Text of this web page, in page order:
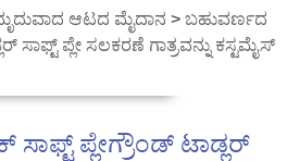
ಆಟದ ಮೈದಾನ > ಬಹುವರ್ಣದ
ಸಾಫ್ಟ್ ಪ್ಲೇ ಸಲಕರಣೆ ಗಾತ್ರವನ್ನು ಕಸ್ಟಮೈಸ್
ಸಾಫ್ಟ್ ಪ್ಲೇಗ್ರೌಂಡ್ ಟಾಡ್ಲರ್